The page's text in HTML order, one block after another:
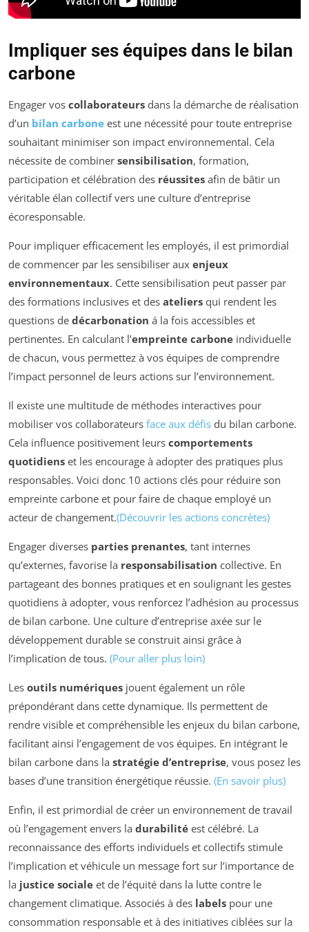
Impliquer ses équipes dans le bilan
carbone
Engager vos collaborateurs dans la démarche de réalisation
d’un bilan carbone est une nécessité pour toute entreprise
souhaitant minimiser son impact environnemental. Cela
nécessite de combiner sensibilisation, formation,
participation et célébration des réussites afin de bâtir un
véritable élan collectif vers une culture d’entreprise
écoresponsable.
Pour impliquer efficacement les employés, il est primordial
de commencer par les sensibiliser aux enjeux
environnementaux. Cette sensibilisation peut passer par
des formations inclusives et des ateliers qui rendent les
questions de décarbonation á la fois accessibles et
pertinentes. En calculant l’empreinte carbone individuelle
de chacun, vous permettez à vos équipes de comprendre
l’impact personnel de leurs actions sur l’environnement.
Il existe une multitude de méthodes interactives pour
mobiliser vos collaborateurs face aux défis du bilan carbone.
Cela influence positivement leurs comportements
quotidiens et les encourage à adopter des pratiques plus
responsables. Voici donc 10 actions clés pour réduire son
empreinte carbone et pour faire de chaque employé un
acteur de changement.(Découvrir les actions concrètes)
Engager diverses parties prenantes, tant internes
qu’externes, favorise la responsabilisation collective. En
partageant des bonnes pratiques et en soulignant les gestes
quotidiens à adopter, vous renforcez l’adhésion au processus
de bilan carbone. Une culture d’entreprise axée sur le
développement durable se construit ainsi grâce à
l’implication de tous. (Pour aller plus loin)
Les outils numériques jouent également un rôle
prépondérant dans cette dynamique. Ils permettent de
rendre visible et compréhensible les enjeux du bilan carbone,
facilitant ainsi l’engagement de vos équipes. En intégrant le
bilan carbone dans la stratégie d’entreprise, vous posez les
bases d’une transition énergétique réussie. (En savoir plus)
Enfin, il est primordial de créer un environnement de travail
où l’engagement envers la durabilité est célébré. La
reconnaissance des efforts individuels et collectifs stimule
l’implication et véhicule un message fort sur l’importance de
la justice sociale et de l’équité dans la lutte contre le
changement climatique. Associés à des labels pour une
consommation responsable et à des initiatives ciblées sur la